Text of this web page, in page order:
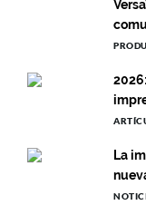
La